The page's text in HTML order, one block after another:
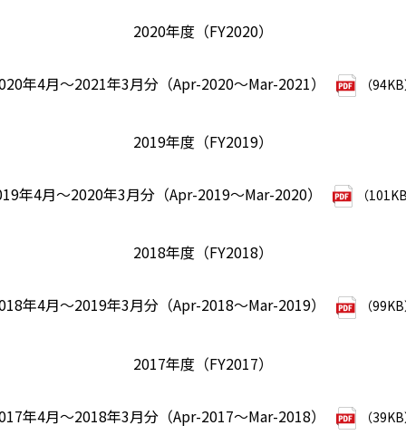
2020年度（FY2020）
年4月～2021年3月分（Apr-2020～Mar-2021） （
2019年度（FY2019）
年4月～2020年3月分（Apr-2019～Mar-2020） （
2018年度（FY2018）
年4月～2019年3月分（Apr-2018～Mar-2019） （
2017年度（FY2017）
年4月～2018年3月分（Apr-2017～Mar-2018） （